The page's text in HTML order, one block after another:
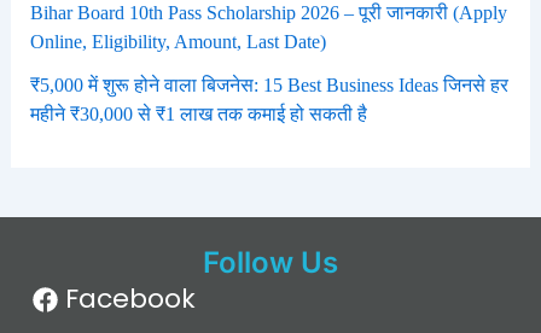
Bihar Board 10th Pass Scholarship 2026 – पूरी जानकारी (Apply
Online, Eligibility, Amount, Last Date)
₹5,000 में शुरू होने वाला बिजनेस: 15 Best Business Ideas जिनसे हर
महीने ₹30,000 से ₹1 लाख तक कमाई हो सकती है
Follow Us
Facebook